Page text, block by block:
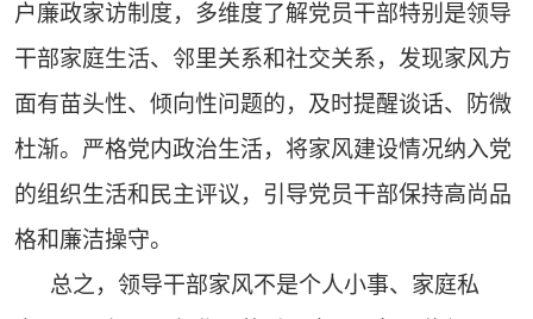
户廉政家访制度，多维度了解党员干部特别是领导
干部家庭生活、邻里关系和社交关系，发现家风方
面有苗头性、倾向性问题的，及时提醒谈话、防微
杜渐。严格党内政治生活，将家风建设情况纳入党
的组织生活和民主评议，引导党员干部保持高尚品
格和廉洁操守。
总之，领导干部家风不是个人小事、家庭私